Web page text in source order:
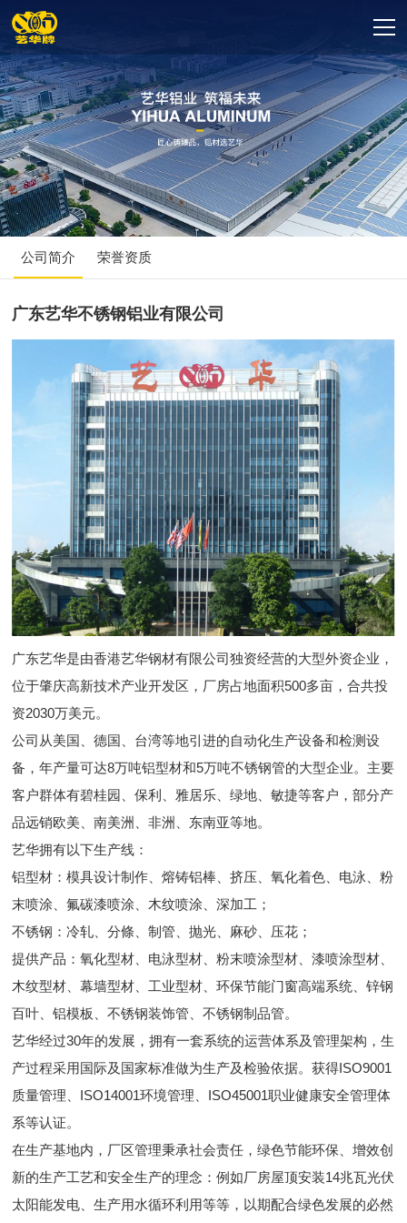
公司简介 荣誉资质
广东艺华不锈钢铝业有限公司
广东艺华是由香港艺华钢材有限公司独资经营的大型外资企业，
位于肇庆高新技术产业开发区，厂房占地面积500多亩，合共投
资2030万美元。
公司从美国、德国、台湾等地引进的自动化生产设备和检测设
备，年产量可达8万吨铝型材和5万吨不锈钢管的大型企业。主要
客户群体有碧桂园、保利、雅居乐、绿地、敏捷等客户，部分产
品远销欧美、南美洲、非洲、东南亚等地。
艺华拥有以下生产线：
铝型材：模具设计制作、熔铸铝棒、挤压、氧化着色、电泳、粉
末喷涂、氟碳漆喷涂、木纹喷涂、深加工；
不锈钢：冷轧、分條、制管、抛光、麻砂、压花；
提供产品：氧化型材、电泳型材、粉末喷涂型材、漆喷涂型材、
木纹型材、幕墙型材、工业型材、环保节能门窗高端系统、锌钢
百叶、铝模板、不锈钢装饰管、不锈钢制品管。
艺华经过30年的发展，拥有一套系统的运营体系及管理架构，生
产过程采用国际及国家标准做为生产及检验依据。获得ISO9001
质量管理、ISO14001环境管理、ISO45001职业健康安全管理体
系等认证。
在生产基地内，厂区管理秉承社会责任，绿色节能环保、增效创
新的生产工艺和安全生产的理念：例如厂房屋顶安装14兆瓦光伏
太阳能发电、生产用水循环利用等等，以期配合绿色发展的必然